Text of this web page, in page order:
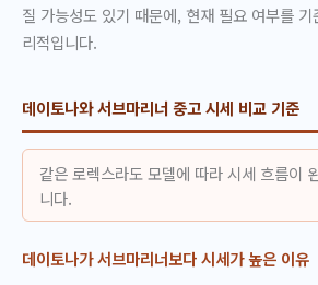
질 가능성도 있기 때문에, 현재 필요 여부를
리적입니다.
데이토나와 서브마리너 중고 시세 비교 기준
같은 로렉스라도 모델에 따라 시세 흐름이
니다.
데이토나가 서브마리너보다 시세가 높은 이유